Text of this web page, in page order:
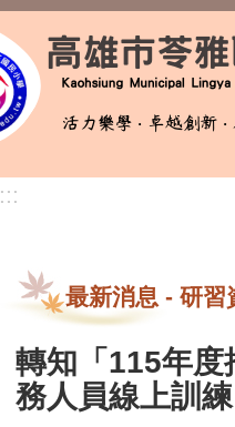
:::
最新消息 - 研習
轉知「115年度
務人員線上訓